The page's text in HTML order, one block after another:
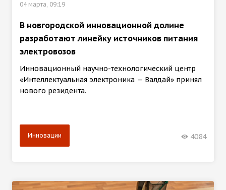
04 марта, 09:19
В новгородской инновационной долине
разработают линейку источников питания
электровозов
Инновационный научно-технологический центр
«Интеллектуальная электроника — Валдай» принял
нового резидента.
Инновации 4084